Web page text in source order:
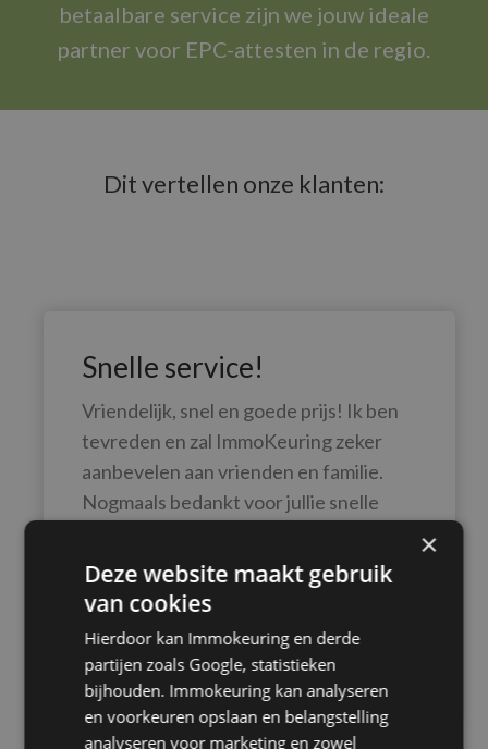
betaalbare service zijn we jouw ideale
partner voor EPC-attesten in de regio.
Dit vertellen onze klanten:
Snelle service!
Vriendelijk, snel en goede prijs! Ik ben
tevreden en zal ImmoKeuring zeker
aanbevelen aan vrienden en familie.
Nogmaals bedankt voor jullie snelle
Natalie Djan
×
Deze website maakt gebruik
van cookies
Hierdoor kan Immokeuring en derde
partijen zoals Google, statistieken
bijhouden. Immokeuring kan analyseren
en voorkeuren opslaan en belangstelling
analyseren voor marketing en zowel